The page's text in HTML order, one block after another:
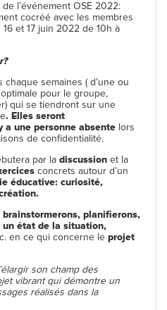
l’événement OSE 2022:
cocréé avec les membres
et 17 juin 2022 de 10h à
semaines ( d’une ou
pour le groupe,
qui se tiendront sur une
. Elles seront
a une personne absente lors
de confidentialité.
par la discussion et la
concrets autour d’un
éducative: curiosité,
brainstormerons, planifierons,
un état de la situation,
en ce qui concerne le projet
son champ des
vibrant qui démontre un
réalisés dans la